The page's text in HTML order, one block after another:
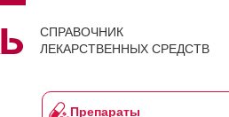
СПРАВОЧНИК
ЛЕКАРСТВЕННЫХ СРЕДСТВ
Препараты